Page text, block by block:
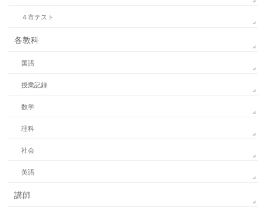
４市テスト
各教科
国語
授業記録
数学
理科
社会
英語
講師